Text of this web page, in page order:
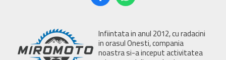
Infiintata in anul 2012, cu radacini
in orasul Onesti, compania
noastra si-a inceput activitatea